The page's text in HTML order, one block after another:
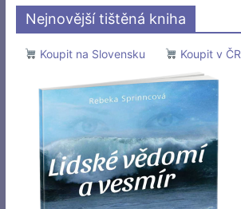
Nejnovější tištěná kniha
Koupit na Slovensku
Koupit v ČR